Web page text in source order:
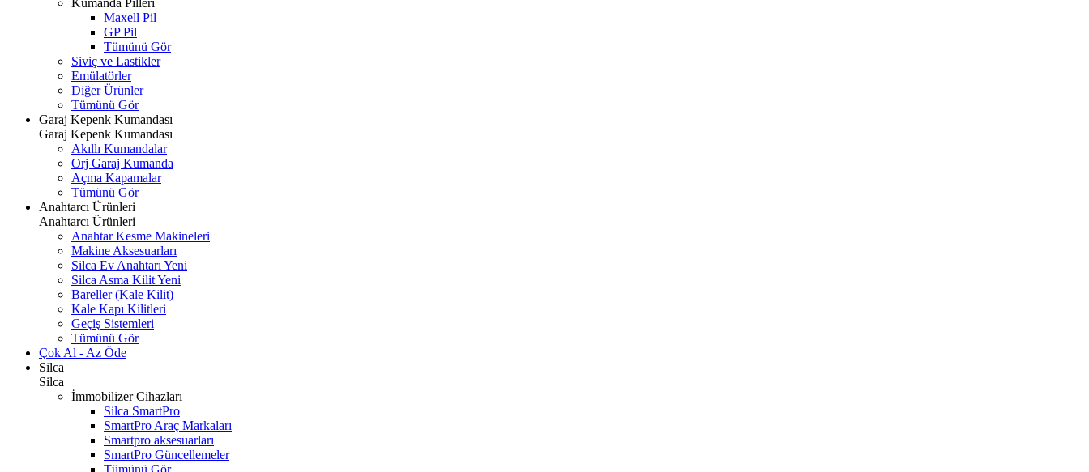
Kumanda Pilleri
Maxell Pil
GP Pil
Tümünü Gör
Siviç ve Lastikler
Emülatörler
Diğer Ürünler
Tümünü Gör
Garaj Kepenk Kumandası
Garaj Kepenk Kumandası
Akıllı Kumandalar
Orj Garaj Kumanda
Açma Kapamalar
Tümünü Gör
Anahtarcı Ürünleri
Anahtarcı Ürünleri
Anahtar Kesme Makineleri
Makine Aksesuarları
Silca Ev Anahtarı Yeni
Silca Asma KilitYeni
Bareller (Kale Kilit)
Kale Kapı Kilitleri
Geçiş Sistemleri
Tümünü Gör
Çok Al - Az Öde
Silca
Silca
İmmobilizer Cihazları
Silca SmartPro
SmartPro Araç Markaları
Smartpro aksesuarları
SmartPro Güncellemeler
Tümünü Gör